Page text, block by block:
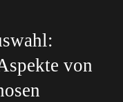
von